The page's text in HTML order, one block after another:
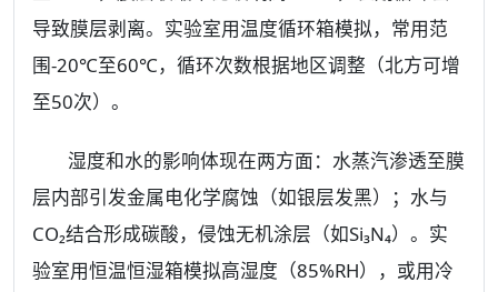
导致膜层剥离。实验室用温度循环箱模拟，常用范
围-20℃至60℃，循环次数根据地区调整（北方可增
至50次）。
湿度和水的影响体现在两方面：水蒸汽渗透至膜
层内部引发金属电化学腐蚀（如银层发黑）；水与
CO₂结合形成碳酸，侵蚀无机涂层（如Si₃N₄）。实
验室用恒温恒湿箱模拟高湿度（85%RH），或用冷